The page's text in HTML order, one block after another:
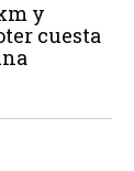
y
cuesta